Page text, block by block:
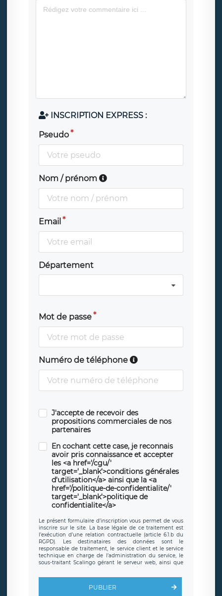
INSCRIPTION EXPRESS :
Pseudo
Nom / prénom
Email
Département
Mot de passe
Numéro de téléphone
J'accepte de recevoir des
propositions commerciales de nos
partenaires
En cochant cette case, je reconnais
avoir pris connaissance et accepter
les <a href='/cgu/'
target='_blank'>conditions générales
d'utilisation</a> ainsi que la <a
href='/politique-de-confidentialite/'
target='_blank'>politique de
confidentialite</a>
Le présent formulaire d’inscription vous permet de vous
inscrire sur le site. La base légale de ce traitement est
l’exécution d’une relation contractuelle (article 6.1.b du
RGPD). Les destinataires des données sont le
responsable de traitement, le service client et le service
technique en charge de l’administration du service, le
sous-traitant Scalingo gérant le serveur web, ainsi que
toute personne légalement autorisée. Le formulaire
d’inscription est hébergé sur un serveur hébergé par
clauses de
protection conformes au RGPD
. Les données collectées
PUBLIER